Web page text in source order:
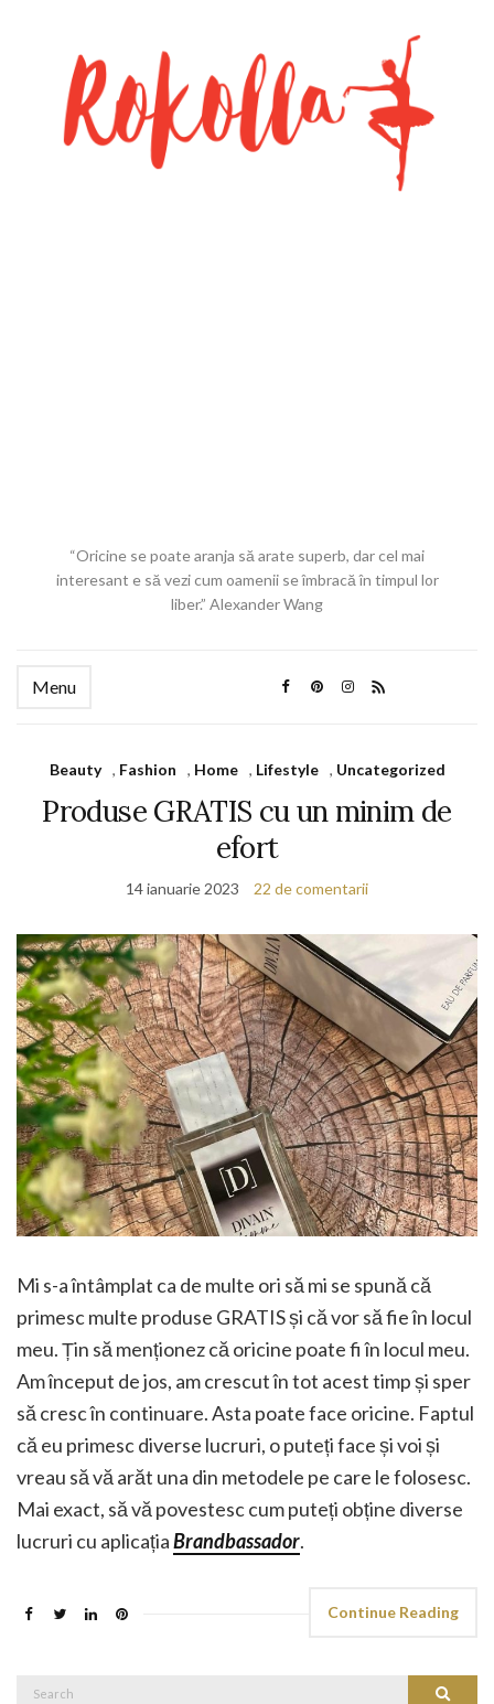
“Oricine se poate aranja să arate superb, dar cel mai
interesant e să vezi cum oamenii se îmbracă în timpul lor
liber.” Alexander Wang
Menu
Beauty , Fashion , Home , Lifestyle , Uncategorized
Produse GRATIS cu un minim de
efort
14 ianuarie 2023 22 de comentarii
Mi s-a întâmplat ca de multe ori să mi se spună că
primesc multe produse GRATIS și că vor să fie în locul
meu. Țin să menționez că oricine poate fi în locul meu.
Am început de jos, am crescut în tot acest timp și sper
să cresc în continuare. Asta poate face oricine. Faptul
că eu primesc diverse lucruri, o puteți face și voi și
vreau să vă arăt una din metodele pe care le folosesc.
Mai exact, să vă povestesc cum puteți obține diverse
lucruri cu aplicațiaBrandbassador.
Continue Reading
Search